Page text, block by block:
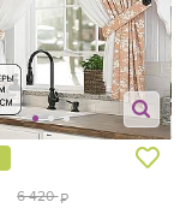
руб.
6 420 руб.